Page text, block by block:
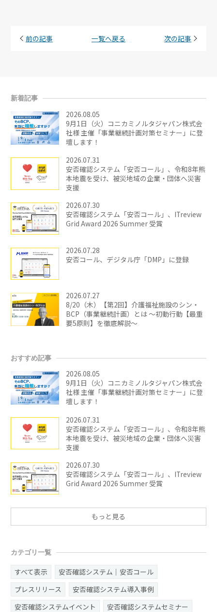
前の記事 一覧へ戻る 次の記事
新着記事
2026.08.05
9月1日（火）コニカミノルタジャパン株式会
社様 主催「事業継続計画対策セミナー」に登
壇します！
2026.07.31
安否確認システム「安否コール」、令和8年熊
本地震を受け、被災地域の企業・団体へ災害
支援
2026.07.30
安否確認システム「安否コール」、ITreview
Grid Award 2026 Summer 受賞
2026.07.28
安否コール、デジタル庁「DMP」に登録
2026.07.27
8/20（木）【第2回】介護福祉施設のシン・
BCP（事業継続計画）とは ～初動行動【最重
要5原則】を徹底解説～
おすすめ記事
2026.08.05
9月1日（火）コニカミノルタジャパン株式会
社様 主催「事業継続計画対策セミナー」に登
壇します！
2026.07.31
安否確認システム「安否コール」、令和8年熊
本地震を受け、被災地域の企業・団体へ災害
支援
2026.07.30
安否確認システム「安否コール」、ITreview
Grid Award 2026 Summer 受賞
もっと見る
カテゴリ一覧
すべて表示
安否確認システム｜安否コール
プレスリリース
安否確認システム導入事例
安否確認システムイベント
安否確認システムセミナー